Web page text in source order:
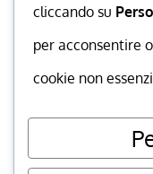
cliccando su
per acconsentire
cookie non